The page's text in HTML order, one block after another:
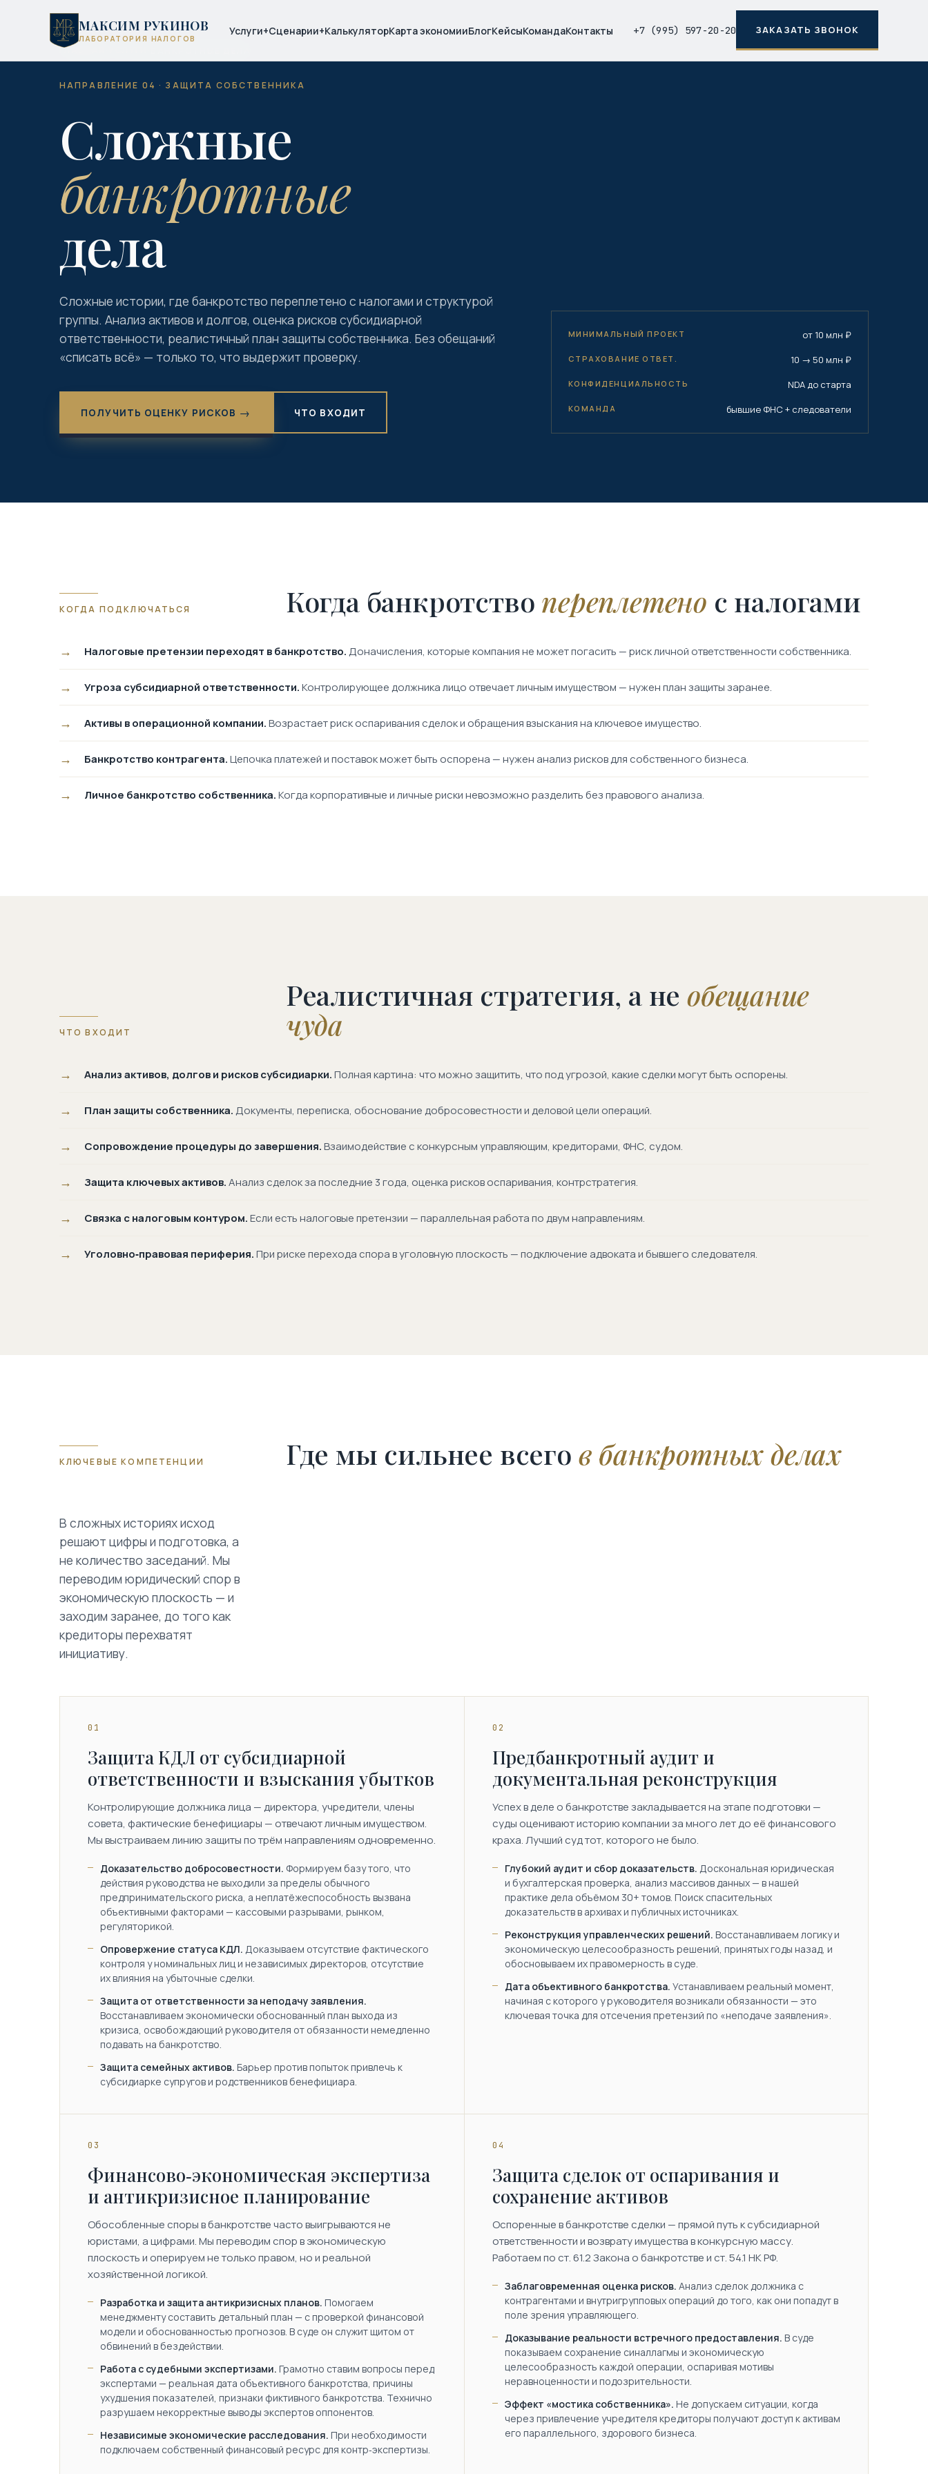
МАКСИМ РУКИНОВ
ЛАБОРАТОРИЯ НАЛОГОВ
Услуги+Сценарии+КалькуляторКарта экономииБлогКейсыКомандаКонтакты +7 (995) 597-20-20 ЗАКАЗАТЬ ЗВОНОК
ГЛАВНАЯ
НАПРАВЛЕНИЕ 04 · ЗАЩИТА СОБСТВЕННИКА
Сложные
банкротные
дела
Сложные истории, где банкротство переплетено с налогами и структурой
группы. Анализ активов и долгов, оценка рисков субсидиарной
ответственности, реалистичный план защиты собственника. Без обещаний
«списать всё» — только то, что выдержит проверку.
ПОЛУЧИТЬ ОЦЕНКУ РИСКОВ ЧТО ВХОДИТ
МИНИМАЛЬНЫЙ ПРОЕКТ от 10 млн ₽
СТРАХОВАНИЕ ОТВЕТ. 10 → 50 млн ₽
КОНФИДЕНЦИАЛЬНОСТЬ NDA до старта
КОМАНДА бывшие ФНС + следователи
КОГДА ПОДКЛЮЧАТЬСЯ Когда банкротство переплетено с налогами
Налоговые претензии переходят в банкротство.Доначисления, которые компания не может погасить — риск личной ответственности собственника.
Угроза субсидиарной ответственности.Контролирующее должника лицо отвечает личным имуществом — нужен план защиты заранее.
Активы в операционной компании.Возрастает риск оспаривания сделок и обращения взыскания на ключевое имущество.
Банкротство контрагента.Цепочка платежей и поставок может быть оспорена — нужен анализ рисков для собственного бизнеса.
Личное банкротство собственника.Когда корпоративные и личные риски невозможно разделить без правового анализа.
ЧТО ВХОДИТ
Реалистичная стратегия, а не обещание
чуда
Анализ активов, долгов и рисков субсидиарки.Полная картина: что можно защитить, что под угрозой, какие сделки могут быть оспорены.
План защиты собственника.Документы, переписка, обоснование добросовестности и деловой цели операций.
Сопровождение процедуры до завершения.Взаимодействие с конкурсным управляющим, кредиторами, ФНС, судом.
Защита ключевых активов.Анализ сделок за последние 3 года, оценка рисков оспаривания, контрстратегия.
Связка с налоговым контуром.Если есть налоговые претензии — параллельная работа по двум направлениям.
Уголовно‑правовая периферия.При риске перехода спора в уголовную плоскость — подключение адвоката и бывшего следователя.
КЛЮЧЕВЫЕ КОМПЕТЕНЦИИ Где мы сильнее всего в банкротных делах
В сложных историях исход
решают цифры и подготовка, а
не количество заседаний. Мы
переводим юридический спор в
экономическую плоскость — и
заходим заранее, до того как
кредиторы перехватят
инициативу.
01
Защита КДЛ от субсидиарной
ответственности и взыскания убытков
Контролирующие должника лица — директора, учредители, члены
совета, фактические бенефициары — отвечают личным имуществом.
Мы выстраиваем линию защиты по трём направлениям одновременно.
Доказательство добросовестности. Формируем базу того, что
действия руководства не выходили за пределы обычного
предпринимательского риска, а неплатёжеспособность вызвана
объективными факторами — кассовыми разрывами, рынком,
регуляторикой.
Опровержение статуса КДЛ. Доказываем отсутствие фактического
контроля у номинальных лиц и независимых директоров, отсутствие
их влияния на убыточные сделки.
Защита от ответственности за неподачу заявления.
Восстанавливаем экономически обоснованный план выхода из
кризиса, освобождающий руководителя от обязанности немедленно
подавать на банкротство.
Защита семейных активов. Барьер против попыток привлечь к
субсидиарке супругов и родственников бенефициара.
02
Предбанкротный аудит и
документальная реконструкция
Успех в деле о банкротстве закладывается на этапе подготовки —
суды оценивают историю компании за много лет до её финансового
краха. Лучший суд тот, которого не было.
Глубокий аудит и сбор доказательств. Доскональная юридическая
и бухгалтерская проверка, анализ массивов данных — в нашей
практике дела объёмом 30+ томов. Поиск спасительных
доказательств в архивах и публичных источниках.
Реконструкция управленческих решений. Восстанавливаем логику и
экономическую целесообразность решений, принятых годы назад, и
обосновываем их правомерность в суде.
Дата объективного банкротства. Устанавливаем реальный момент,
начиная с которого у руководителя возникали обязанности — это
ключевая точка для отсечения претензий по «неподаче заявления».
03
Финансово‑экономическая экспертиза
и антикризисное планирование
Обособленные споры в банкротстве часто выигрываются не
юристами, а цифрами. Мы переводим спор в экономическую
плоскость и оперируем не только правом, но и реальной
хозяйственной логикой.
Разработка и защита антикризисных планов. Помогаем
менеджменту составить детальный план — с проверкой финансовой
модели и обоснованностью прогнозов. В суде он служит щитом от
обвинений в бездействии.
Работа с судебными экспертизами. Грамотно ставим вопросы перед
экспертами — реальная дата объективного банкротства, причины
ухудшения показателей, признаки фиктивного банкротства. Технично
разрушаем некорректные выводы экспертов оппонентов.
Независимые экономические расследования. При необходимости
подключаем собственный финансовый ресурс для контр‑экспертизы.
04
Защита сделок от оспаривания и
сохранение активов
Оспоренные в банкротстве сделки — прямой путь к субсидиарной
ответственности и возврату имущества в конкурсную массу.
Работаем по ст. 61.2 Закона о банкротстве и ст. 54.1 НК РФ.
Заблаговременная оценка рисков. Анализ сделок должника с
контрагентами и внутригрупповых операций до того, как они попадут в
поле зрения управляющего.
Доказывание реальности встречного предоставления. В суде
показываем сохранение синаллагмы и экономическую
целесообразность каждой операции, оспаривая мотивы
неравноценности и подозрительности.
Эффект «мостика собственника». Не допускаем ситуации, когда
через привлечение учредителя кредиторы получают доступ к активам
его параллельного, здорового бизнеса.